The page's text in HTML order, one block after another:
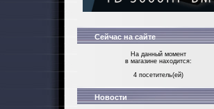
Сейчас на сайте
На данный момент
в магазине находится:
4 посетитель(ей)
Новости